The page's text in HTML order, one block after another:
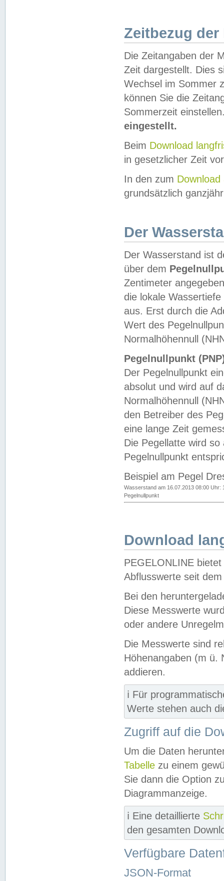
Zeitbezug der
Die Zeitangaben der
Zeit dargestellt. Dies
Wechsel im Sommer
können Sie die
Sommerzeit
eingestellt.
Beim Download
in gesetzlicher Zeit
In den zum Download
grundsätzlich
Der
Der Wasserstand ist
über dem
Zentimeter
die lokale
aus. Erst durch die
Wert des
Normalhöhennull
Pegelnullpunkt
Der Pegelnullpunkt
absolut und wird auf
Normalhöhennull
den Betreiber des
eine lange Zeit
Die Pegellatte wird
Pegelnullpunkt
Beispiel am Pegel
Wasserstand am 16.07.2013 08:00 Uhr:
Pegelnullpunkt
Download
PEGELONLINE
Abflusswerte seit
Bei den
Diese Messwerte
oder andere
Die Messwerte sind
Höhenangaben (m ü.
addieren.
ℹ️ Für
Werte stehen auch
Zugriff auf die
Um die Daten
Tabelle zu einem
Sie dann die Option
Diagrammanzeige.
ℹ️ Eine detaillierte
den gesamten
Verfügbare
JSON-Format